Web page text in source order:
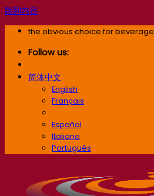
跳到内容
the obvious choice for beverage
Follow us:
简体中文
English
Français
Español
Italiano
Português